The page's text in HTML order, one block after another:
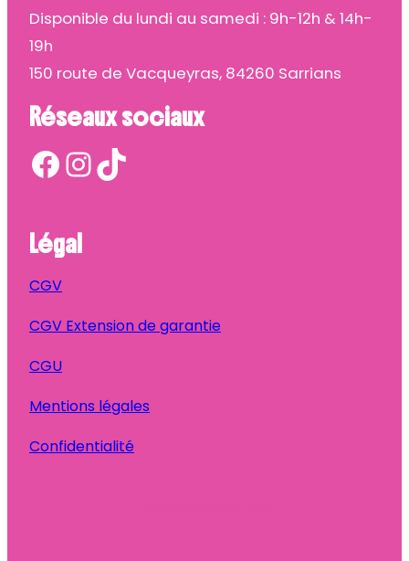
Disponible du lundi au samedi : 9h-12h & 14h-
19h
150 route de Vacqueyras, 84260 Sarrians
Réseaux sociaux
Facebook InstagramTikTok
Légal
CGV
CGV Extension de garantie
CGU
Mentions légales
Confidentialité